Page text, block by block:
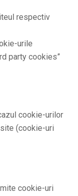
respectiv
urile
party cookies”
cookie-urilor
(cookie-uri
cookie-uri